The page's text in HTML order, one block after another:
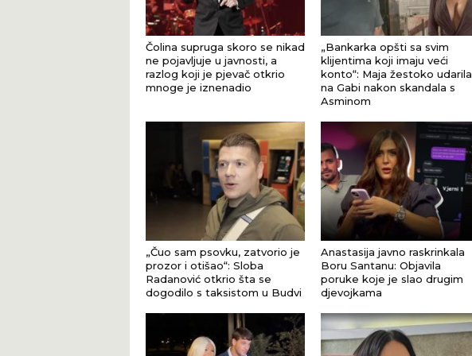
Čolina supruga skoro se nikad
ne pojavljuje u javnosti, a
razlog koji je pjevač otkrio
mnoge je iznenadio
„Bankarka opšti sa svim
klijentima koji imaju veći
konto“: Maja žestoko udarila
na Gabi nakon skandala s
Asminom
„Čuo sam psovku, zatvorio je
prozor i otišao“: Sloba
Radanović otkrio šta se
dogodilo s taksistom u Budvi
Anastasija javno raskrinkala
Boru Santanu: Objavila
poruke koje je slao drugim
djevojkama